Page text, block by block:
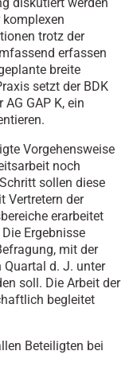
trotz der
erfassen
breite
setzt der BDK
GAP K, ein
Vorgehensweise
noch
sollen diese
Vertretern der
erarbeitet
Ergebnisse
mit der
d. J. unter
soll. Die Arbeit der
begleitet
Beteiligten bei